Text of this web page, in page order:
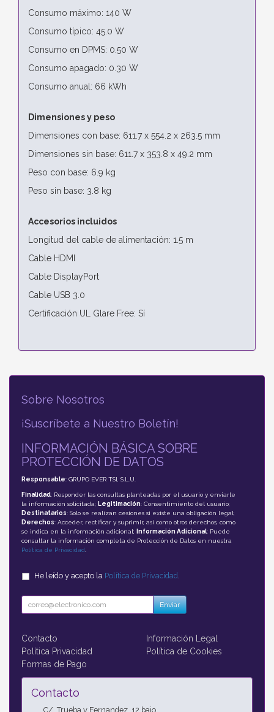
Consumo máximo: 140 W
Consumo típico: 45.0 W
Consumo en DPMS: 0.50 W
Consumo apagado: 0.30 W
Consumo anual: 66 kWh
Dimensiones y peso
Dimensiones con base: 611.7 x 554.2 x 263.5 mm
Dimensiones sin base: 611.7 x 353.8 x 49.2 mm
Peso con base: 6.9 kg
Peso sin base: 3.8 kg
Accesorios incluidos
Longitud del cable de alimentación: 1.5 m
Cable HDMI
Cable DisplayPort
Cable USB 3.0
Certificación UL Glare Free: Sí
Sobre Nosotros
¡Suscríbete a Nuestro Boletín!
INFORMACIÓN BÁSICA SOBRE
PROTECCIÓN DE DATOS
Responsable: GRUPO EVER TSI, S.L.U.
Finalidad: Responder las consultas planteadas por el usuario y enviarle
la información solicitada; Legitimación: Consentimiento del usuario;
Destinatarios: Solo se realizan cesiones si existe una obligación legal;
Derechos: Acceder, rectificar y suprimir, así como otros derechos, como
se indica en la información adicional;
Información Adicional: Puede
consultar la información completa de Protección de Datos en nuestra
Política de Privacidad
He leído y acepto la Política de Privacidad
Enviar
Contacto
Información Legal
Política Privacidad
Política de Cookies
Formas de Pago
Contacto
C/. Trueba y Fernandez, 12 bajo